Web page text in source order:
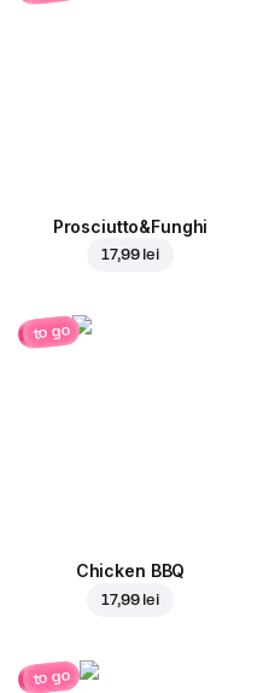
Prosciutto&Funghi
17,99 lei
to go
Chicken BBQ
17,99 lei
to go